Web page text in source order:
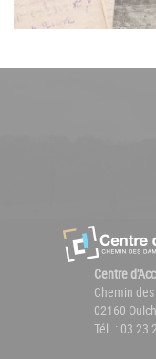
Centre
Chemin des
02160
Tél. : 03 23